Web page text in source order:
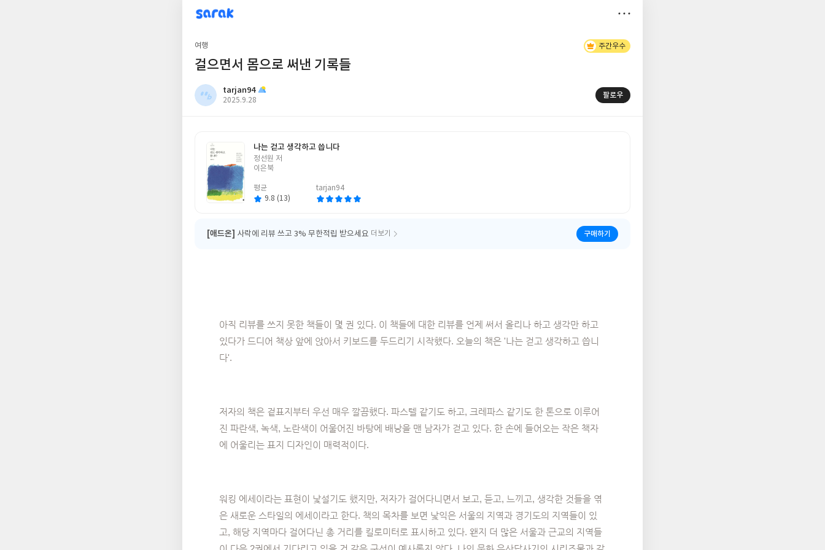
sarak
tarjan94
저
장
여행 주간우수
걸으면서 몸으로 써낸 기록들
tarjan94
작
2025.9.28
팔로우
나는 걷고 생각하고 씁니다
글
쓴
정선원 저
이은북
평균
9.8 (13)
tarjan94
[애드온] 사락에 리뷰 쓰고 3% 무한적립 받으세요 더보기 구매하기
아직 리뷰를 쓰지 못한 책들이 몇 권 있다. 이 책들에 대한 리뷰를 언제 써서 올리나 하고 생각만 하고
있다가 드디어 책상 앞에 앉아서 키보드를 두드리기 시작했다. 오늘의 책은 '나는 걷고 생각하고 씁니
다'.
저자의 책은 겉표지부터 우선 매우 깔끔했다. 파스텔 같기도 하고, 크레파스 같기도 한 톤으로 이루어
진 파란색, 녹색, 노란색이 어울어진 바탕에 배낭을 맨 남자가 걷고 있다. 한 손에 들어오는 작은 책자
에 어울리는 표지 디자인이 매력적이다.
워킹 에세이라는 표현이 낯설기도 했지만, 저자가 걸어다니면서 보고, 듣고, 느끼고, 생각한 것들을 엮
은 새로운 스타일의 에세이라고 한다. 책의 목차를 보면 낯익은 서울의 지역과 경기도의 지역들이 있
고, 해당 지역마다 걸어다닌 총 거리를 킬로미터로 표시하고 있다. 왠지 더 많은 서울과 근교의 지역들